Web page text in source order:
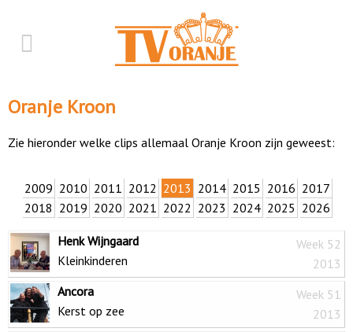
Oranje Kroon
Zie hieronder welke clips allemaal Oranje Kroon zijn geweest:
2009 2010 2011 2012 2013 2014 2015 2016 2017
2018 2019 2020 2021 2022 2023 2024 2025 2026
Week 52
2013
Henk Wijngaard
Kleinkinderen
Week 51
2013
Ancora
Kerst op zee